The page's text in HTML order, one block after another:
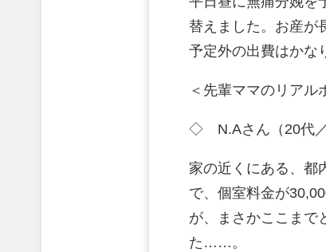
替えました。お産が
予定外の出費はかな
＜先輩ママのリアル
◇ N.Aさん（20代／
家の近くにある、都
で、個室料金が
が、まさかここまで
た……。